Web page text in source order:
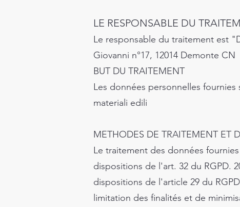
LE RESPONSABLE DU
Le responsable du traitement est
Giovanni n°17, 12014 Demonte CN
BUT DU TRAITEMENT
Les données personnelles
materiali edili
METHODES DE TRAITEMENT ET
Le traitement des données
dispositions de l'art. 32 du RGPD.
dispositions de l'article 29 du
limitation des finalités et de